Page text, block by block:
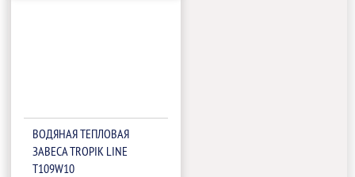
ВОДЯНАЯ ТЕПЛОВАЯ
ЗАВЕСА TROPIK LINE
T109W10